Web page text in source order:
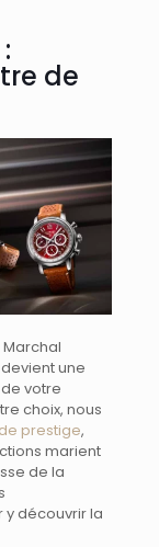
de
Marchal
une
votre
choix, nous
prestige,
marient
de la
découvrir la